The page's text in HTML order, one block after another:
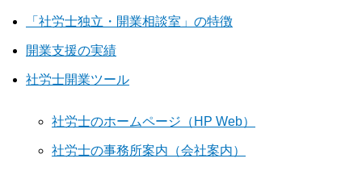
「社労士独立・開業相談室」の特徴
開業支援の実績
社労士開業ツール
社労士のホームページ（HP Web）
社労士の事務所案内（会社案内）